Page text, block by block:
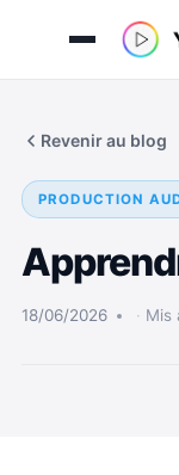
Revenir au blog
PRODUCTION
18/06/2026 Mis